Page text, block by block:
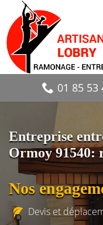
01 85 53
Entreprise
Ormoy 91540:
Nos
Devis et